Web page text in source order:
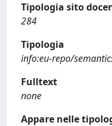
Tipologia sito
284
Tipologia
info:eu-repo/
Fulltext
none
Appare nelle